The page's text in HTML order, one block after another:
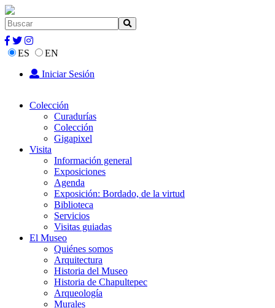
ES
EN
Iniciar Sesión
Colección
Curadurías
Colección
Gigapixel
Visita
Información general
Exposiciones
Agenda
Exposición: Bordado, de la virtud
Biblioteca
Servicios
Visitas guiadas
El Museo
Quiénes somos
Arquitectura
Historia del Museo
Historia de Chapultepec
Arqueología
Murales